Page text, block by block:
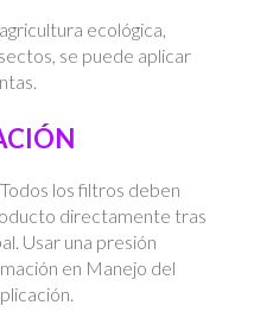
ecológica,
se puede aplicar
los filtros deben
directamente tras
Usar una presión
en Manejo del